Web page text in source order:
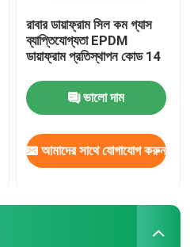
রাবার ডায়াফ্রাম সিল কম গ্যাস
ব্যাপ্তিযোগ্যতা EPDM
ডায়াফ্রাম প্রতিস্থাপন কোড 14
ভালো দাম
আমাদের সাথে যোগাযোগ করুন